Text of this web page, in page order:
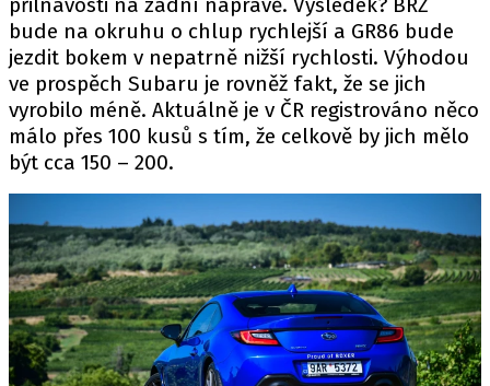
bude na okruhu o chlup rychlejší a GR86 bude
jezdit bokem v nepatrně nižší rychlosti. Výhodou
ve prospěch Subaru je rovněž fakt, že se jich
vyrobilo méně. Aktuálně je v ČR registrováno něco
málo přes 100 kusů s tím, že celkově by jich mělo
být cca 150 – 200.